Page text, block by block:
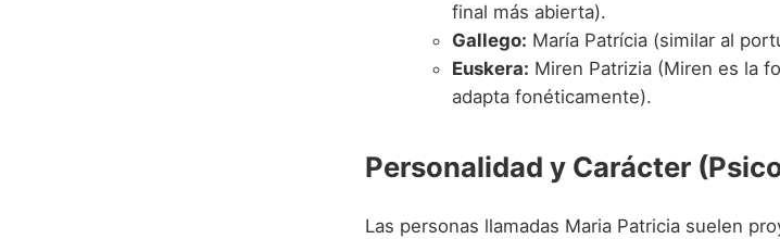
final más abierta).
Gallego: María Patrícia (similar al
Euskera: Miren Patrizia (Miren es la
adapta fonéticamente).
Personalidad y Carácter
Las personas llamadas Maria Patricia suelen